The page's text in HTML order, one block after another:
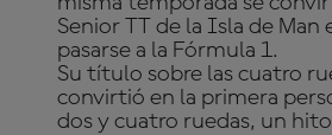
Senior TT de la Isla de
pasarse a la Fórmula 1.
Su título sobre las cuatro
convirtió en la primera
dos y cuatro ruedas, un